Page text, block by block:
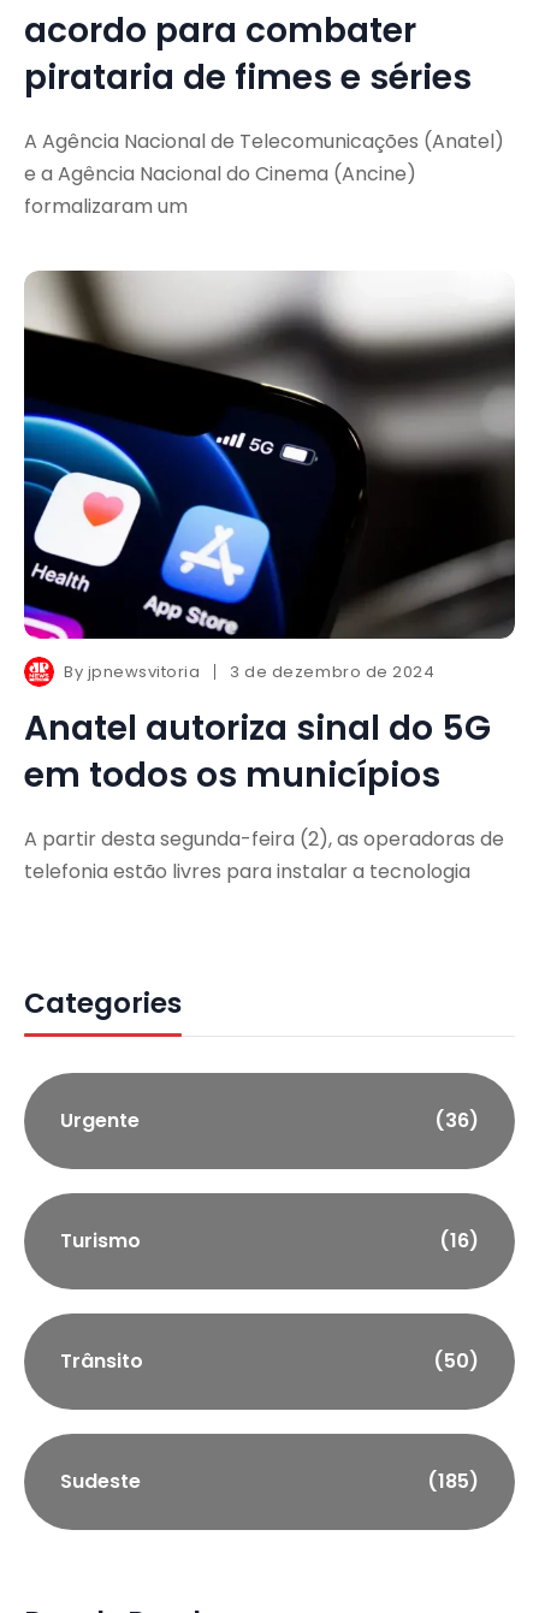
acordo para combater
pirataria de fimes e séries
A Agência Nacional de Telecomunicações (Anatel)
e a Agência Nacional do Cinema (Ancine)
formalizaram um
By jpnewsvitoria 3 de dezembro de 2024
Anatel autoriza sinal do 5G
em todos os municípios
A partir desta segunda-feira (2), as operadoras de
telefonia estão livres para instalar a tecnologia
Categories
Urgente (36)
Turismo (16)
Trânsito (50)
Sudeste (185)